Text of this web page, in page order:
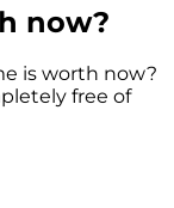
now?
is worth now?
free of